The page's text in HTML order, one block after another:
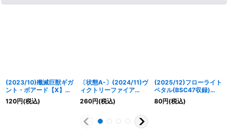
(2023/10)殲滅巨獣ギガ
ント・ボアード【X】
{BS64-X05}《青》
120円(税込)
〔状態A-〕(2024/11)ヴ
ィクトリーファイア
LT【R】{BSC45-095}
《赤》
260円(税込)
(2025/12)フローライト
ペタル(BSC47収録)
【C】{BS58-082}
《黄》
80円(税込)